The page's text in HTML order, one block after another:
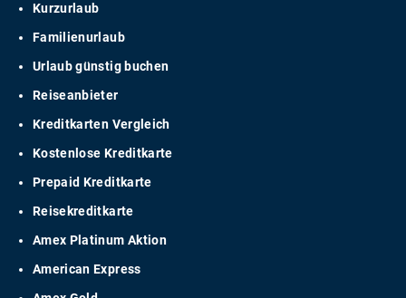
Kurzurlaub
Familienurlaub
Urlaub günstig buchen
Reiseanbieter
Kreditkarten Vergleich
Kostenlose Kreditkarte
Prepaid Kreditkarte
Reisekreditkarte
Amex Platinum Aktion
American Express